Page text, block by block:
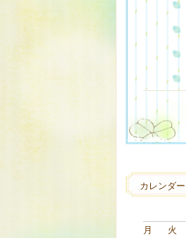
カレンダー
月
火